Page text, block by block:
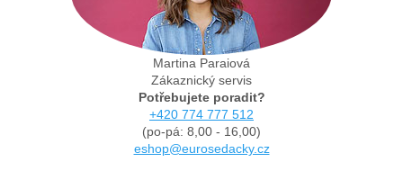
Martina Paraiová
Zákaznický servis
Potřebujete poradit?
+420 774 777 512
(po-pá: 8,00 - 16,00)
eshop@eurosedacky.cz